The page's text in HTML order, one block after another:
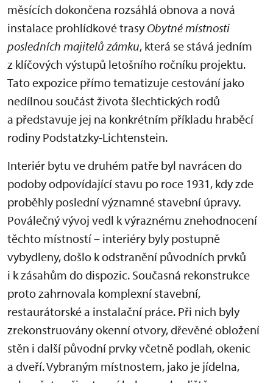
měsících dokončena rozsáhlá obnova a nová
instalace prohlídkové trasy Obytné místnosti
posledních majitelů zámku, která se stává jedním
z klíčových výstupů letošního ročníku projektu.
Tato expozice přímo tematizuje cestování jako
nedílnou součást života šlechtických rodů
a představuje jej na konkrétním příkladu hraběcí
rodiny Podstatzky-Lichtenstein.
Interiér bytu ve druhém patře byl navrácen do
podoby odpovídající stavu po roce 1931, kdy zde
proběhly poslední významné stavební úpravy.
Poválečný vývoj vedl k výraznému znehodnocení
těchto místností – interiéry byly postupně
vybydleny, došlo k odstranění původních prvků
i k zásahům do dispozic. Současná rekonstrukce
proto zahrnovala komplexní stavební,
restaurátorské a instalační práce. Při nich byly
zrekonstruovány okenní otvory, dřevěné obložení
stěn i další původní prvky včetně podlah, okenic
a dveří. Vybraným místnostem, jako je jídelna,